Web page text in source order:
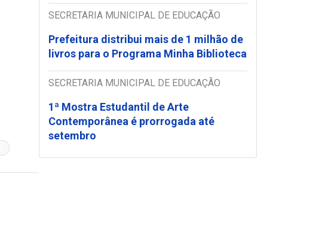
SECRETARIA MUNICIPAL DE EDUCAÇÃO
Prefeitura distribui mais de 1 milhão de
livros para o Programa Minha Biblioteca
SECRETARIA MUNICIPAL DE EDUCAÇÃO
1ª Mostra Estudantil de Arte
Contemporânea é prorrogada até
setembro